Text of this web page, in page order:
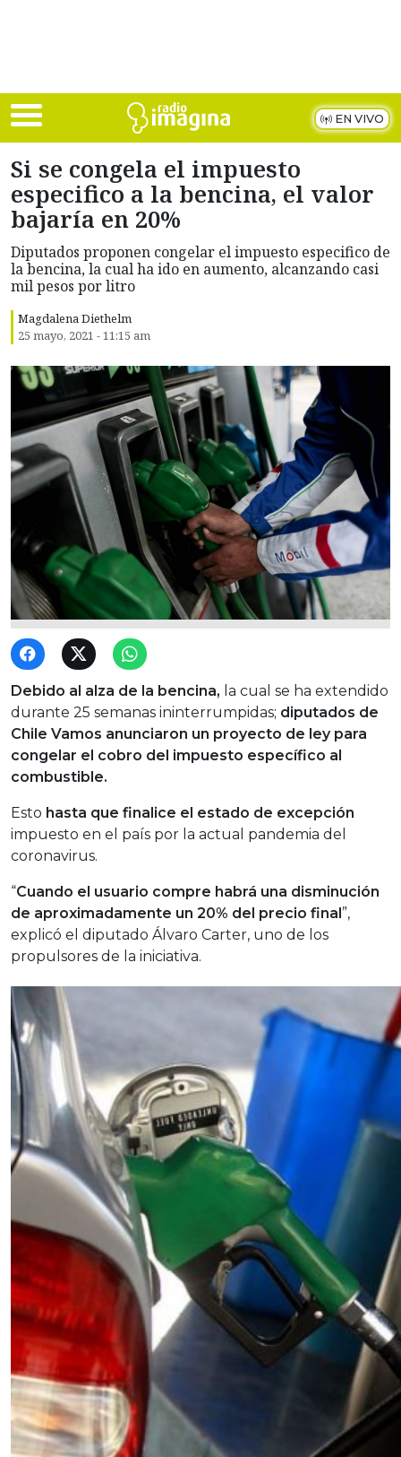
EN VIVO
Si se congela el impuesto
especifico a la bencina, el valor
bajaría en 20%
Diputados proponen congelar el impuesto especifico de
la bencina, la cual ha ido en aumento, alcanzando casi
mil pesos por litro
Magdalena Diethelm
25 mayo, 2021 - 11:15 am
Debido al alza de la bencina, la cual se ha extendido
durante 25 semanas ininterrumpidas; diputados de
Chile Vamos anunciaron un proyecto de ley para
congelar el cobro del impuesto específico al
combustible.
Esto hasta que finalice el estado de excepción
impuesto en el país por la actual pandemia del
coronavirus.
“Cuando el usuario compre habrá una disminución
de aproximadamente un 20% del precio final”,
explicó el diputado Álvaro Carter, uno de los
propulsores de la iniciativa.